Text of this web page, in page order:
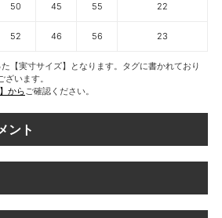
50 45 55 22
52 46 56 23
【実寸サイズ】となります。タグに書かれており
います。
からご確認ください。
ント